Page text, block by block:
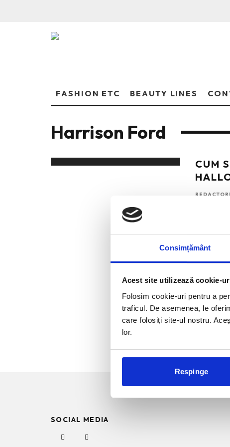
Consimțământ
Acest site utilizează cookie-
Folosim cookie-uri pentru a
traficul. De asemenea, le
care folosiți site-ul nostru.
lor.
Respinge
FASHION ETC BEAUTY LINES
Harrison Ford
CUM
SOCIAL MEDIA